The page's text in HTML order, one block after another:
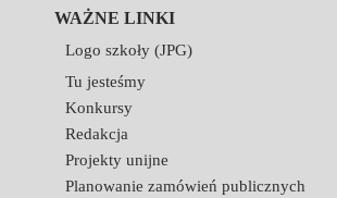
WAŻNE LINKI
Logo szkoły (JPG)
Tu jesteśmy
Konkursy
Redakcja
Projekty unijne
Planowanie zamówień publicznych